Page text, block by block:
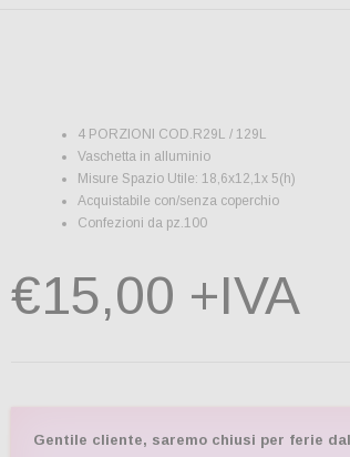
4 PORZIONI COD.R29L / 129L
Vaschetta in alluminio
Misure Spazio Utile: 18,6x12,1x 5(h)
Acquistabile con/senza coperchio
Confezioni da pz.100
€15,00 +IVA
Gentile cliente, saremo chiusi per ferie